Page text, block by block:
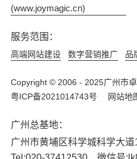
(www.joymagic.cn)
服务范围：
高端网站建设 数字营销推广 品
Copyright © 2006 - 2025广州市
粤ICP备2021014743号
网站地
广州总基地：
广州市黄埔区科学城科学大